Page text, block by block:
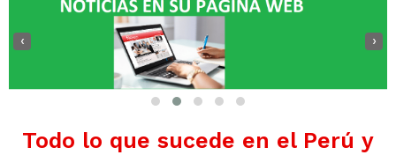
‹ ›
Todo lo que sucede en el Perú y